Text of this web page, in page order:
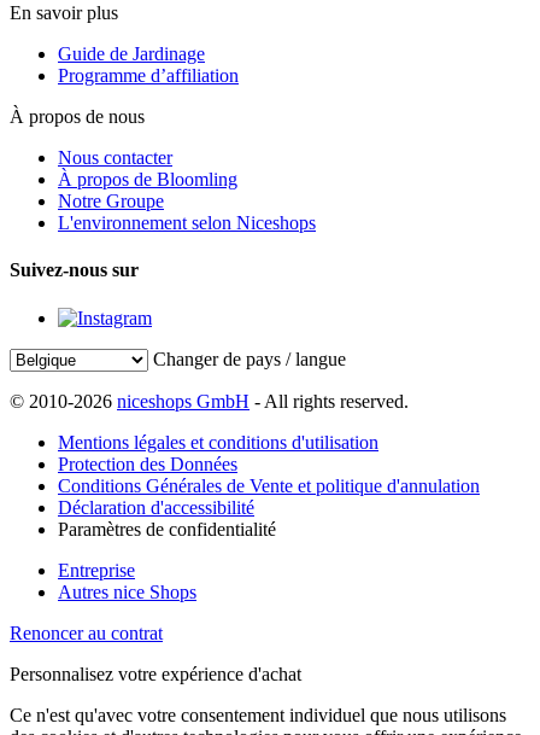
En savoir plus
Guide de Jardinage
Programme d’affiliation
À propos de nous
Nous contacter
À propos de Bloomling
Notre Groupe
L'environnement selon Niceshops
Suivez-nous sur
Changer de pays / langue
© 2010-2026 niceshops GmbH - All rights reserved.
Mentions légales et conditions d'utilisation
Protection des Données
Conditions Générales de Vente et politique d'annulation
Déclaration d'accessibilité
Paramètres de confidentialité
Entreprise
Autres nice Shops
Renoncer au contrat
Personnalisez votre expérience d'achat
Ce n'est qu'avec votre consentement individuel que nous utilisons